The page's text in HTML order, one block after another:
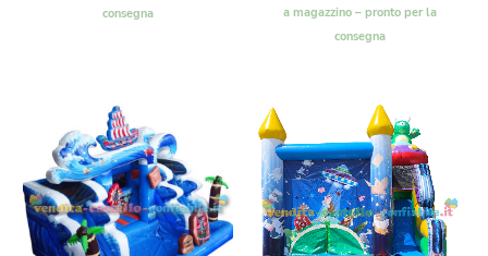
consegna
a magazzino – pronto per la
consegna